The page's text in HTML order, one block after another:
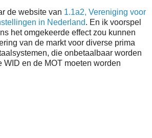
de website van 1.1a2, Vereniging voor
in Nederland. En ik voorspel
het omgekeerde effect zou kunnen
van de markt voor diverse prima
die onbetaalbaar worden
WID en de MOT moeten worden